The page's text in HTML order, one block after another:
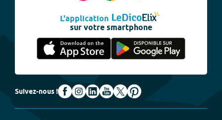
L'application
sur votre smartphone
Suivez-nous !